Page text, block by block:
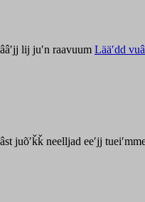
lij juʹn raavuum Lääʹdd
juõʹǩǩ neelljad eeʹjj